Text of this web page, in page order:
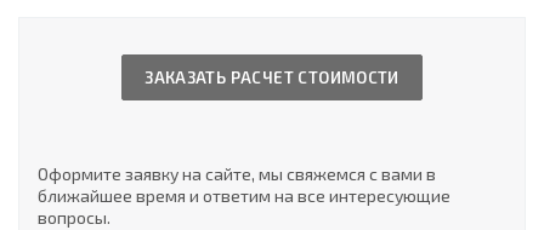
ЗАКАЗАТЬ РАСЧЕТ СТОИМОСТИ
Оформите заявку на сайте, мы свяжемся с вами в
ближайшее время и ответим на все интересующие
вопросы.